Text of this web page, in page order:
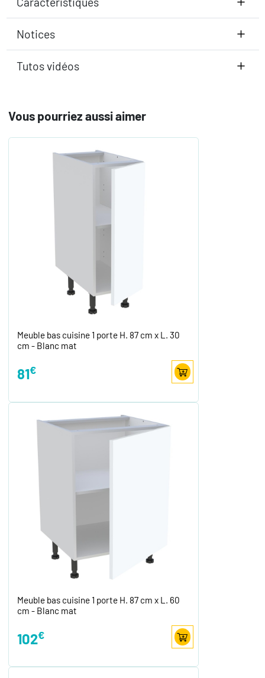
Notices
Tutos vidéos
Vous pourriez aussi aimer
Meuble bas cuisine 1 porte H. 87 cm x L. 30
cm - Blanc mat
81€
Meuble bas cuisine 1 porte H. 87 cm x L. 60
cm - Blanc mat
102€